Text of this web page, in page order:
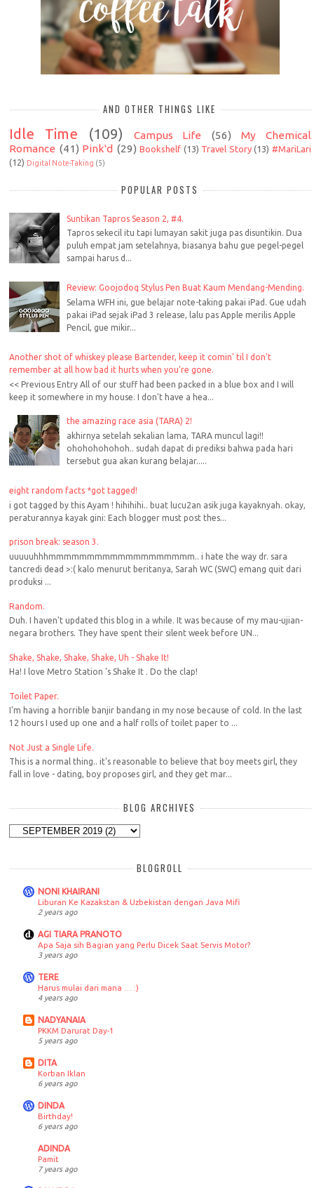
AND OTHER THINGS LIKE
Idle Time (109) Campus Life (56)
My Chemical
Romance (41) Pink'd (29) Bookshelf (13) Travel Story (13) #MariLari
(12) Digital Note-Taking (5)
POPULAR POSTS
Suntikan Tapros Season 2, #4.
Tapros sekecil itu tapi lumayan sakit juga pas disuntikin. Dua
puluh empat jam setelahnya, biasanya bahu gue pegel-pegel
sampai harus d...
Review: Goojodoq Stylus Pen Buat Kaum Mendang-Mending.
Selama WFH ini, gue belajar note-taking pakai iPad. Gue udah
pakai iPad sejak iPad 3 release, lalu pas Apple merilis Apple
Pencil, gue mikir...
Another shot of whiskey please Bartender, keep it comin' til I don't
remember at all how bad it hurts when you're gone.
<< Previous Entry All of our stuff had been packed in a blue box and I will
keep it somewhere in my house. I don't have a hea...
the amazing race asia (TARA) 2!
akhirnya setelah sekalian lama, TARA muncul lagi!!
ohohohohohoh.. sudah dapat di prediksi bahwa pada hari
tersebut gua akan kurang belajar.....
eight random facts *got tagged!
i got tagged by this Ayam ! hihihihi.. buat lucu2an asik juga kayaknyah. okay,
peraturannya kayak gini: Each blogger must post thes...
prison break: season 3.
uuuuuhhhmmmmmmmmmmmmmmmmmmm.. i hate the way dr. sara
tancredi dead >:( kalo menurut beritanya, Sarah WC (SWC) emang quit dari
produksi ...
Random.
Duh. I haven't updated this blog in a while. It was because of my mau-ujian-
negara brothers. They have spent their silent week before UN...
Shake, Shake, Shake, Shake, Uh - Shake It!
Ha! I love Metro Station 's Shake It . Do the clap!
Toilet Paper.
I'm having a horrible banjir bandang in my nose because of cold. In the last
12 hours I used up one and a half rolls of toilet paper to ...
Not Just a Single Life.
This is a normal thing.. it's reasonable to believe that boy meets girl, they
fall in love - dating, boy proposes girl, and they get mar...
BLOG ARCHIVES
BLOGROLL
NONI KHAIRANI
Liburan Ke Kazakstan & Uzbekistan dengan Java Mifi
2 years ago
AGI TIARA PRANOTO
Apa Saja sih Bagian yang Perlu Dicek Saat Servis Motor?
3 years ago
TERE
Harus mulai dari mana … :)
4 years ago
NADYANAIA
PKKM Darurat Day-1
5 years ago
DITA
Korban Iklan
6 years ago
DINDA
Birthday!
6 years ago
ADINDA
Pamit
7 years ago